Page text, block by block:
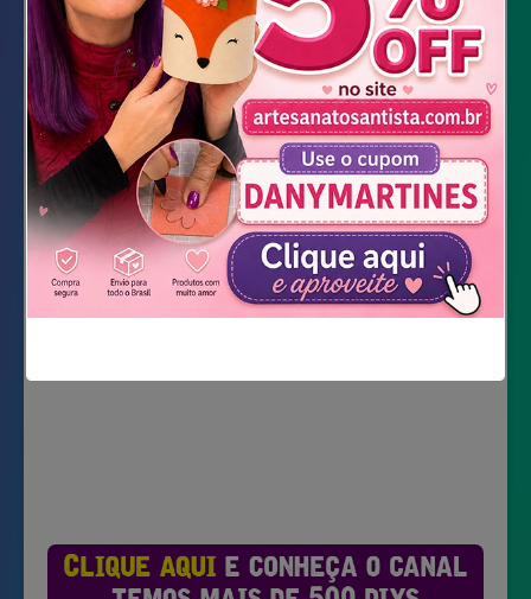
Tesoura
Caneta gel branca
Botão preto
DOWNLOAD DOS MOLDES